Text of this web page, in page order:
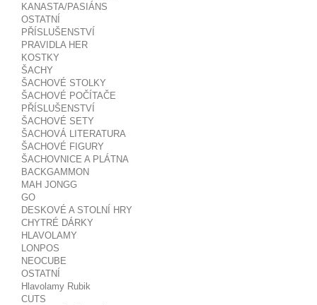
KANASTA/PASIÁNS
OSTATNÍ
PŘÍSLUŠENSTVÍ
PRAVIDLA HER
KOSTKY
ŠACHY
ŠACHOVÉ STOLKY
ŠACHOVÉ POČÍTAČE
PŘÍSLUŠENSTVÍ
ŠACHOVÉ SETY
ŠACHOVÁ LITERATURA
ŠACHOVÉ FIGURY
ŠACHOVNICE A PLÁTNA
BACKGAMMON
MAH JONGG
GO
DESKOVÉ A STOLNÍ HRY
CHYTRÉ DÁRKY
HLAVOLAMY
LONPOS
NEOCUBE
OSTATNÍ
Hlavolamy Rubik
CUTS